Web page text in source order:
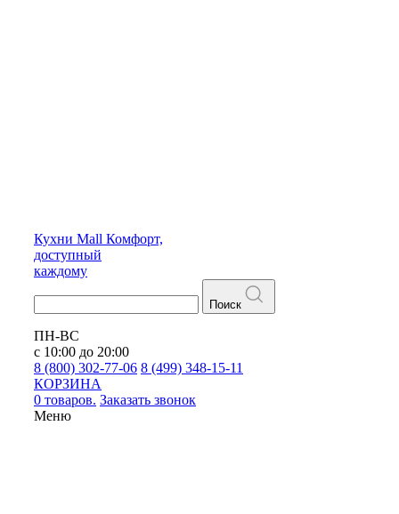
Кухни Mall Комфорт,
доступный
каждому
Поиск
ПН-ВС
с 10:00 до 20:00
8 (800) 302-77-06 8 (499) 348-15-11
КОРЗИНА
0 товаров. Заказать звонок
Меню